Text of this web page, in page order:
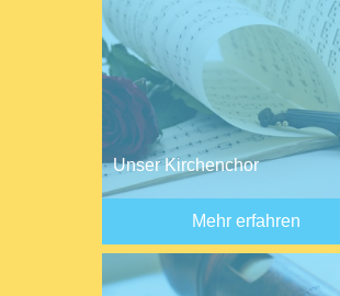
Unser Kirchenchor
Mehr erfahren